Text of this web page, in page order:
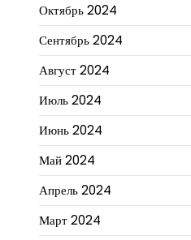
Октябрь 2024
Сентябрь 2024
Август 2024
Июль 2024
Июнь 2024
Май 2024
Апрель 2024
Март 2024